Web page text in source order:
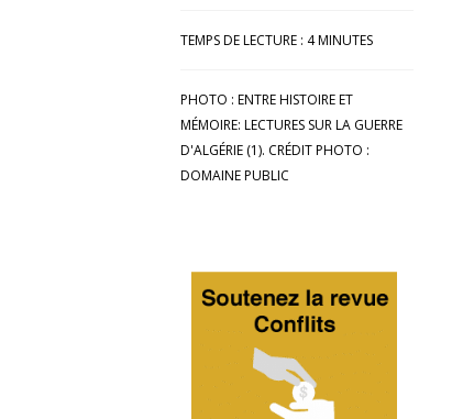
TEMPS DE LECTURE : 4MINUTES
PHOTO : ENTRE HISTOIRE ET
MÉMOIRE: LECTURES SUR LA GUERRE
D'ALGÉRIE (1). CRÉDIT PHOTO :
DOMAINE PUBLIC